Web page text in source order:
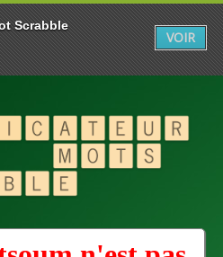
Scrabble
VOIR